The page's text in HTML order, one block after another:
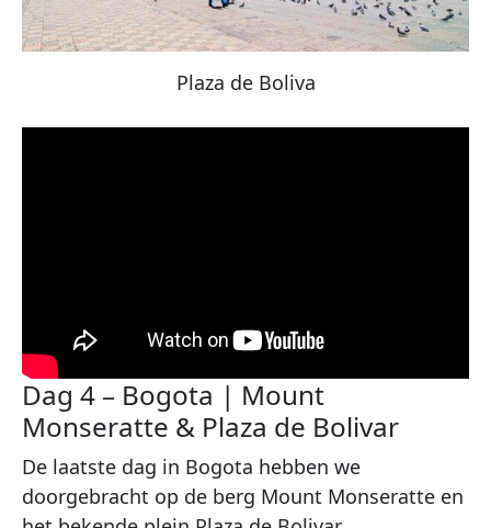
Plaza de Boliva
Dag 4 – Bogota | Mount
Monseratte & Plaza de Bolivar
De laatste dag in Bogota hebben we
doorgebracht op de berg Mount Monseratte en